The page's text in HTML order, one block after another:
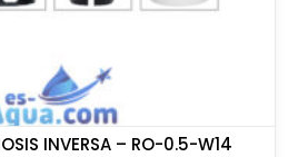
INVERSA – RO-0.5-W14